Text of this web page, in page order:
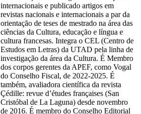
internacionais e publicado artigos em
revistas nacionais e internacionais a par da
orientação de teses de mestrado na área das
ciências da Cultura, educação e língua e
cultura francesas. Integra o CEL (Centro de
Estudos em Letras) da UTAD pela linha de
investigação da área da Cultura. É Membro
dos corpos gerentes da APEF, como Vogal
do Conselho Fiscal, de 2022-2025. É
também, avaliadora científica da revista
Çédille: revue d’études françaises (San
Cristóbal de La Laguna) desde novembro
de 2016. É membro do Conselho Editorial